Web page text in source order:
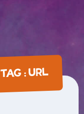
: URL